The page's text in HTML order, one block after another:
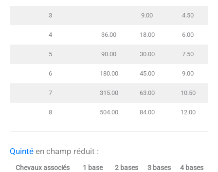
3 9.00 4.50
4 36.00 18.00 6.00
5 90.00 30.00 7.50
6 180.00 45.00 9.00
7 315.00 63.00 10.50
8 504.00 84.00 12.00
Quinté en champ réduit :
Chevaux associés 1 base 2 bases 3 bases 4 bases